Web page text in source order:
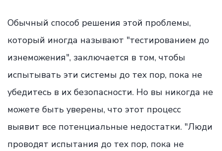
Обычный способ решения этой проблемы,
который иногда называют "тестированием до
изнеможения", заключается в том, чтобы
испытывать эти системы до тех пор, пока не
убедитесь в их безопасности. Но вы никогда не
можете быть уверены, что этот процесс
выявит все потенциальные недостатки. "Люди
проводят испытания до тех пор, пока не